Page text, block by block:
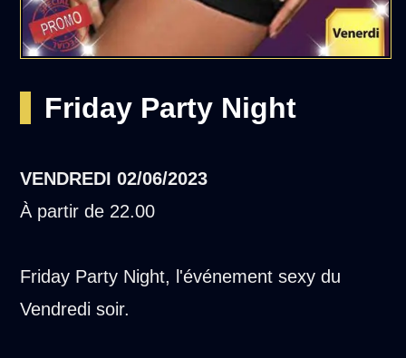
Friday Party Night
VENDREDI 02/06/2023
À partir de 22.00
Friday Party Night, l'événement sexy du
Vendredi soir.